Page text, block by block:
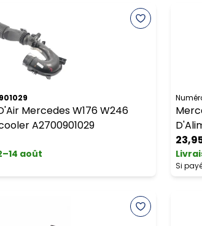
Mercedes W176 W246
A2700901029
août
Si